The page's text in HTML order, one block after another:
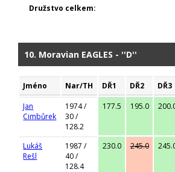
Družstvo celkem:
10. Moravian EAGLES - ''D''
Jméno Nar/TH DŘ1 DŘ2 DŘ3
Jan
Cimbůrek
1974 /
30 /
128.2
177.5 195.0
Lukáš
Rešl
1987 /
40 /
128.4
230.0 245.0